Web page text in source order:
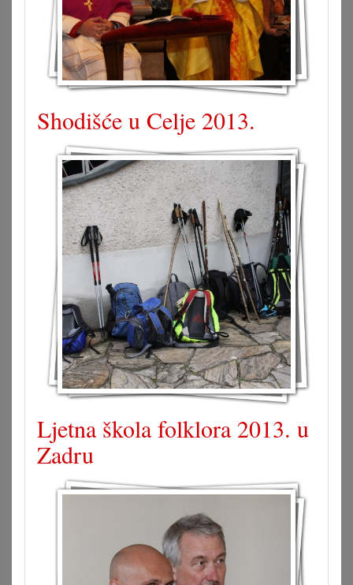
Shodišće u Celje 2013.
Ljetna škola folklora 2013. u
Zadru